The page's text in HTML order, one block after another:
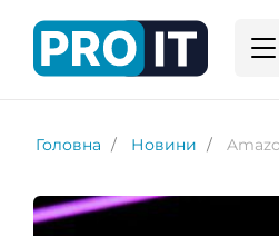
Головна Новини